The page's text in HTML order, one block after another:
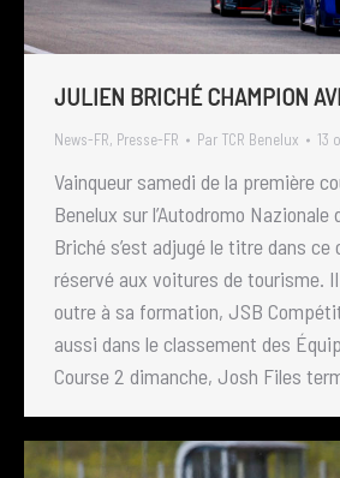
JULIEN BRICHÉ CHAMPION
News-FR, Presse-FR Par TCR Benelux 13
Vainqueur samedi de la première
Benelux sur l’Autodromo
Briché s’est adjugé le titre dans ce
réservé aux voitures de tourisme.
outre à sa formation, JSB
aussi dans le classement des
Course 2 dimanche, Josh Files